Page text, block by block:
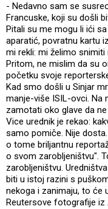
- Nedavno sam se
Francuske, koji su došli
Pitali su me mogu li ići
aparatić, povratnu kartu
mi rekli: mi želimo
Pritom, ne mislim da su
početku svoje
Kad smo došli u Sinjar
manje-više ISIL-ovci. Na
zamotati oko glave da
Vice urednik je rekao:
samo pomiče. Nije
o tome briljantnu
o svom zarobljeništvu".
zarobljeništvu.
biti u istoj razini s
nekoga i zanimaju, to će
Reutersove fotografije iz